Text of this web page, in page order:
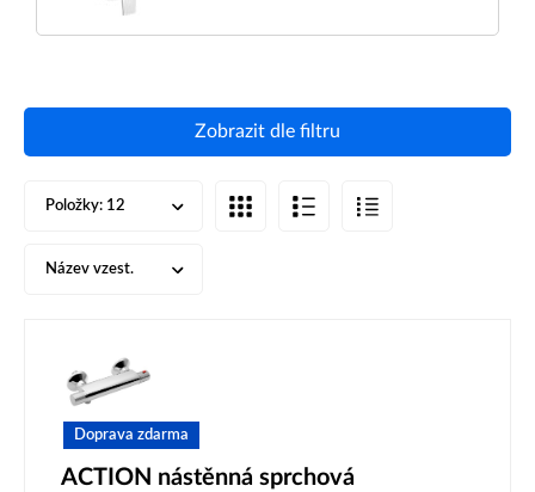
Zobrazit dle filtru
Položky: 12
Název vzest.
Doprava zdarma
ACTION nástěnná sprchová